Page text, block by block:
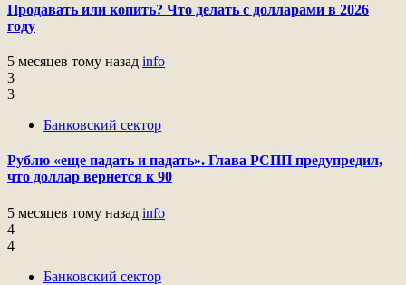
Продавать или копить? Что делать с долларами в 2026
году
5 месяцев тому назад info
3
3
Банковский сектор
Рублю «еще падать и падать». Глава РСПП предупредил,
что доллар вернется к 90
5 месяцев тому назад info
4
4
Банковский сектор